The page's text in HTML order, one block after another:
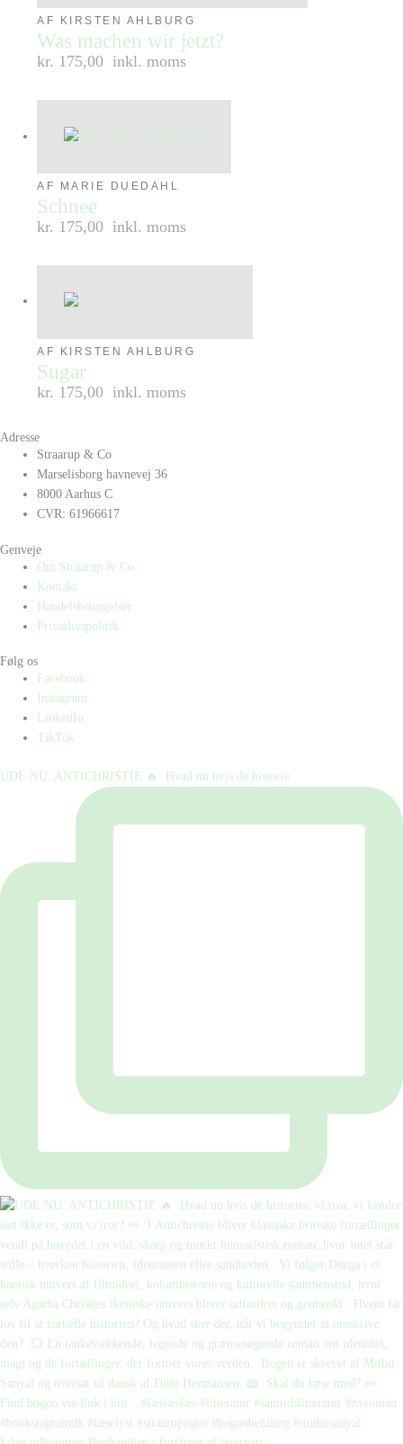
AF KIRSTEN AHLBURG
Was machen wir jetzt?
kr. 175,00 inkl. moms
AF MARIE DUEDAHL
Schnee
kr. 175,00 inkl. moms
AF KIRSTEN AHLBURG
Sugar
kr. 175,00 inkl. moms
Adresse
Straarup & Co
Marselisborg havnevej 36
8000 Aarhus C
CVR: 61966617
Genveje
Om Straarup & Co
Kontakt
Handelsbetingelser
Privatlivspolitik
Følg os
Facebook
Instagram
LinkedIn
TikTok
UDE NU: ANTICHRISTIE 🔥⁠ ⁠ Hvad nu hvis de historie